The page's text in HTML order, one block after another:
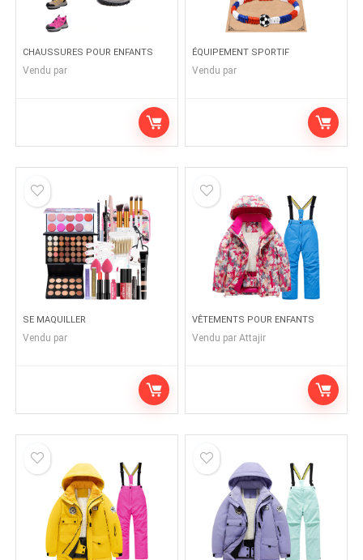
CHAUSSURES POUR ENFANTS
Vendu par
ÉQUIPEMENT SPORTIF
Vendu par
SE MAQUILLER
Vendu par
VÊTEMENTS POUR ENFANTS
Vendu par Attajir